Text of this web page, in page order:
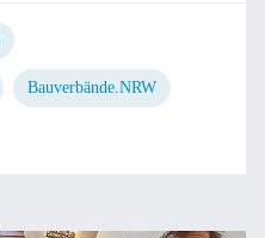
Bauverbände.NRW